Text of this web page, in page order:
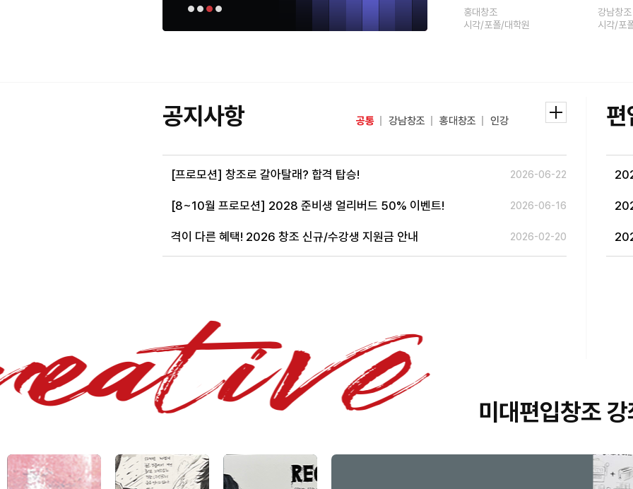
홍대창조
강남창조
시각/포폴/대학원
강남창조
패션/포
공지사항 공통 강남창조 홍대창조 인강
[프로모션] 창조로 갈아탈래? 합격 탑승! 2026-06-22
[8~10월 프로모션] 2028 준비생 얼리버드 50% 이벤트! 2026-06-16
격이 다른 혜택! 2026 창조 신규/수강생 지원금 안내 2026-02-20
편
미대편입창조